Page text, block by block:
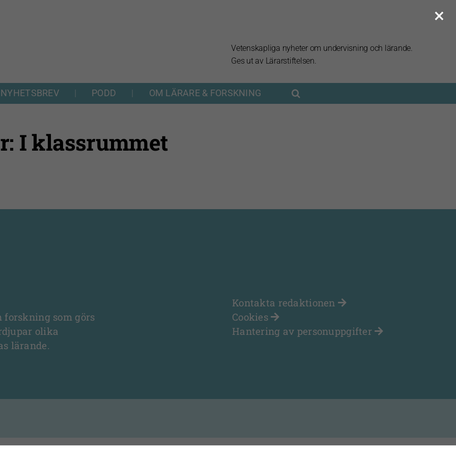
Vetenskapliga nyheter om undervisning och lärande.
Ges ut av Lärarstiftelsen.
NYHETSBREV PODD OM LÄRARE & FORSKNING
I klassrummet
som görs
olika
lärande.
Kontakta redaktionen
Cookies
Hantering av personuppgifter
×